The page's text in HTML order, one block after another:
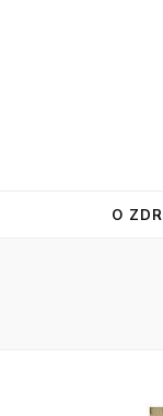
O